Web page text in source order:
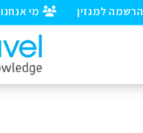
מי אנחנו הרשמה למגזין